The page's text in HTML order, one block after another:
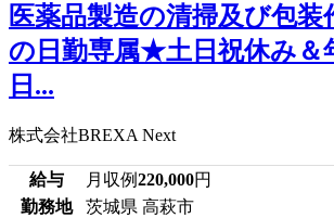
医薬品製造の清掃及び包装
の日勤専属★土日祝休み＆
日...
株式会社BREXA Next
給与 月収例220,000円
勤務地
茨城県 高萩市